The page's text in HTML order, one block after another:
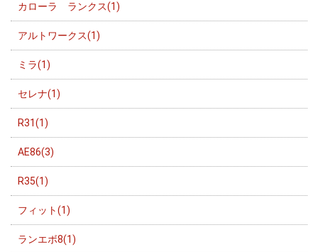
カローラ ランクス(1)
アルトワークス(1)
ミラ(1)
セレナ(1)
R31(1)
AE86(3)
R35(1)
フィット(1)
ランエボ8(1)